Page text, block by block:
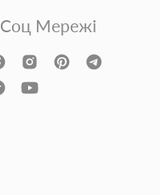
Соц Мережі